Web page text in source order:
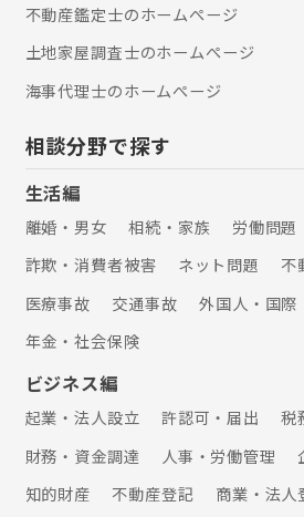
ポート 会員
不動産鑑定士のホームぺージ
土地家屋調査士のホームぺージ
海事代理士のホームぺージ
相談分野で探す
生活編
離婚・男女 相続・家族 労働問題
詐欺・消費者被害
ネット問題
不
医療事故
交通事故 外国人・国際
年金・社会保険
ビジネス編
起業・法人設立 許認可・届出
税
財務・資金調達
人事・労働管理
知的財産
不動産登記 商業・法人